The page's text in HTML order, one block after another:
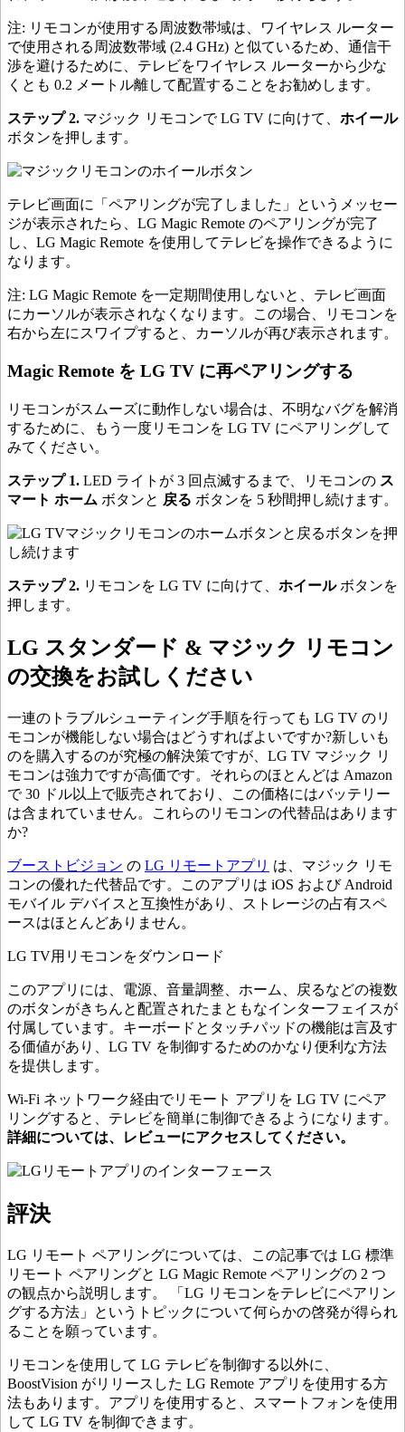
注: リモコンが使用する周波数帯域は、ワイヤレス ルーター
で使用される周波数帯域 (2.4 GHz) と似ているため、通信干
渉を避けるために、テレビをワイヤレス ルーターから少な
くとも 0.2 メートル離して配置することをお勧めします。
ステップ 2. マジック リモコンで LG TV に向けて、 ホイール
ボタンを押します。
テレビ画面に「ペアリングが完了しました」というメッセー
ジが表示されたら、LG Magic Remote のペアリングが完了
し、LG Magic Remote を使用してテレビを操作できるように
なります。
注: LG Magic Remote を一定期間使用しないと、テレビ画面
にカーソルが表示されなくなります。この場合、リモコンを
右から左にスワイプすると、カーソルが再び表示されます。
Magic Remote を LG TV に再ペアリングする
リモコンがスムーズに動作しない場合は、不明なバグを解消
するために、もう一度リモコンを LG TV にペアリングして
みてください。
ステップ 1. LED ライトが 3 回点滅するまで、リモコンの ス
マート ホーム ボタンと 戻る ボタンを 5 秒間押し続けます。
ステップ 2. リモコンを LG TV に向けて、 ホイールボタンを
押します。
LG スタンダード & マジック リモコン
の交換をお試しください
一連のトラブルシューティング手順を行っても LG TV のリ
モコンが機能しない場合はどうすればよいですか?新しいも
のを購入するのが究極の解決策ですが、LG TV マジック リ
モコンは強力ですが高価です。それらのほとんどは Amazon
で 30 ドル以上で販売されており、この価格にはバッテリー
は含まれていません。これらのリモコンの代替品はあります
か?
ブーストビジョン の LG リモートアプリ は、マジック リモ
コンの優れた代替品です。このアプリは iOS および Android
モバイル デバイスと互換性があり、ストレージの占有スペ
ースはほとんどありません。
LG TV用リモコンをダウンロード
このアプリには、電源、音量調整、ホーム、戻るなどの複数
のボタンがきちんと配置されたまともなインターフェイスが
付属しています。キーボードとタッチパッドの機能は言及す
る価値があり、LG TV を制御するためのかなり便利な方法
を提供します。
Wi-Fi ネットワーク経由でリモート アプリを LG TV にペア
リングすると、テレビを簡単に制御できるようになります。
詳細については、レビューにアクセスしてください。
評決
LG リモート ペアリングについては、この記事では LG 標準
リモート ペアリングと LG Magic Remote ペアリングの 2 つ
の観点から説明します。 「LG リモコンをテレビにペアリン
グする方法」というトピックについて何らかの啓発が得られ
ることを願っています。
リモコンを使用して LG テレビを制御する以外に、
BoostVision がリリースした LG Remote アプリを使用する方
法もあります。アプリを使用すると、スマートフォンを使用
して LG TV を制御できます。